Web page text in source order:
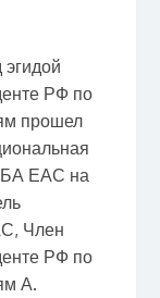
РФ по
прошел
ЕАС на
Член
РФ по
А.